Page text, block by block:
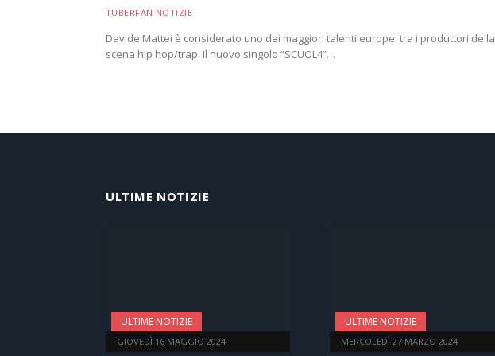
TUBERFAN NOTIZIE
Davide Mattei è considerato uno dei maggiori talenti europei tra i produttori della
scena hip hop/trap. Il nuovo singolo “SCUOL4”…
ULTIME NOTIZIE
ULTIME NOTIZIE
GIOVEDÌ 16 MAGGIO 2024
ULTIME NOTIZIE
MERCOLEDÌ 27 MARZO 2024